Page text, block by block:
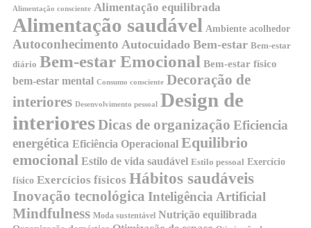
Alimentação consciente Alimentação equilibrada
Alimentação saudável Ambiente acolhedor
Autoconhecimento Autocuidado Bem-estar Bem-estar
diário Bem-estar Emocional Bem-estar físico
bem-estar mental Consumo consciente Decoração de
interiores Desenvolvimento pessoal
Design de
interioresDicas de organização Eficiencia
energética Eficiência Operacional Equilibrio
emocional Estilo de vida saudável Estilo pessoal Exercício
físico Exercícios físicos Hábitos saudáveis
Inovação tecnológica Inteligência Artificial
Mindfulness Moda sustentável Nutrição equilibrada